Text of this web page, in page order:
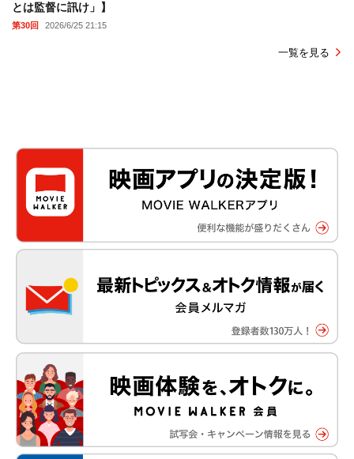
とは監督に訊け」】
第30回 2026/6/25 21:15
一覧を見る